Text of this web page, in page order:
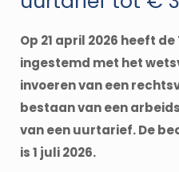
Op 21 april 2026 heeft
ingestemd met het
invoeren van een
bestaan van een
van een uurtarief. De
is 1 juli 2026.